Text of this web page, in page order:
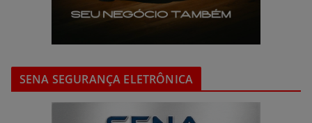
SENA SEGURANÇA ELETRÔNICA